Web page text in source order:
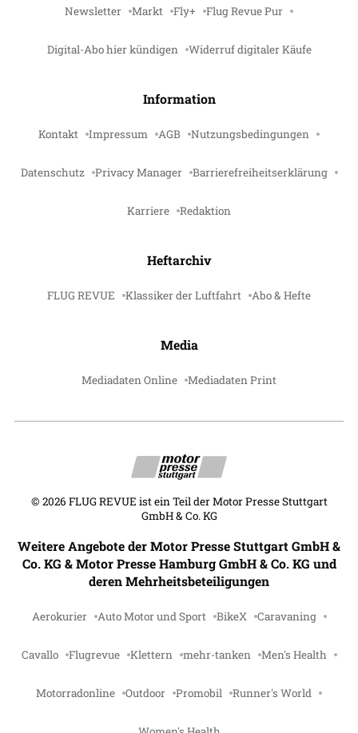
Newsletter Markt Fly+ Flug Revue Pur
Digital-Abo hier kündigen Widerruf digitaler Käufe
Information
Kontakt Impressum AGB Nutzungsbedingungen
Datenschutz Privacy Manager Barrierefreiheitserklärung
Karriere Redaktion
Heftarchiv
FLUG REVUE Klassiker der Luftfahrt Abo & Hefte
Media
Mediadaten Online Mediadaten Print
© 2026 FLUG REVUE ist ein Teil der Motor Presse Stuttgart
GmbH & Co. KG
Weitere Angebote der Motor Presse Stuttgart GmbH &
Co. KG & Motor Presse Hamburg GmbH & Co. KG und
deren Mehrheitsbeteiligungen
Aerokurier Auto Motor und Sport BikeX Caravaning
Cavallo Flugrevue Klettern mehr-tanken Men's Health
Motorradonline Outdoor Promobil Runner's World